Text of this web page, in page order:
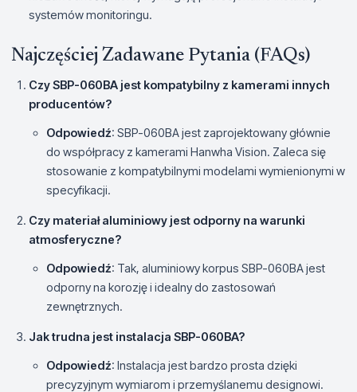
systemów monitoringu.
Najczęściej Zadawane Pytania (FAQs)
Czy SBP-060BA jest kompatybilny z kamerami innych
producentów?
Odpowiedź: SBP-060BA jest zaprojektowany głównie
do współpracy z kamerami Hanwha Vision. Zaleca się
stosowanie z kompatybilnymi modelami wymienionymi w
specyfikacji.
Czy materiał aluminiowy jest odporny na warunki
atmosferyczne?
Odpowiedź: Tak, aluminiowy korpus SBP-060BA jest
odporny na korozję i idealny do zastosowań
zewnętrznych.
Jak trudna jest instalacja SBP-060BA?
Odpowiedź: Instalacja jest bardzo prosta dzięki
precyzyjnym wymiarom i przemyślanemu designowi.